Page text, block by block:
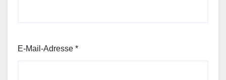
E-Mail-Adresse *